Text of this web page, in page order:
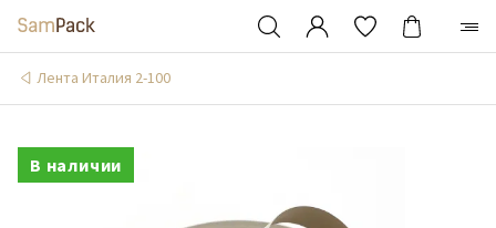
Лента Италия 2-100
В наличии